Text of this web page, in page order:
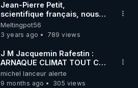
Jean-Pierre Petit,
scientifique français, nous
parle des manipulations
artificielles du climat Haarp
Meltingpot56
3 years ago
789 views
J M Jacquemin Rafestin :
ARNAQUE CLIMAT TOUT CE
QU’IL FAUT SAVOIR POUR EN
FINIR AVEC CE MENSONGE !
michel lanceur alerte
9 months ago
305 views